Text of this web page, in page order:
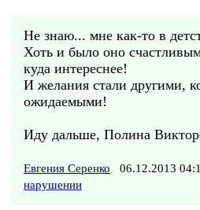
Не знаю... мне как-то в
Хоть и было оно
куда интереснее!
И желания стали другими,
ожидаемыми!
Иду дальше, Полина
Евгения Серенко 06.12.2013
нарушении